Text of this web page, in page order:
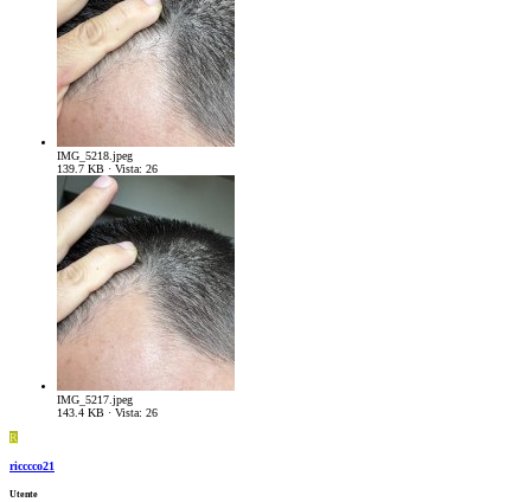
IMG_5218.jpeg
139.7 KB · Vista: 26
IMG_5217.jpeg
143.4 KB · Vista: 26
R
ricccco21
Utente